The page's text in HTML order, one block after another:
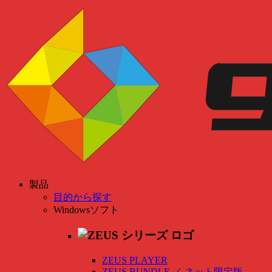
製品
目的から探す
Windowsソフト
ZEUS PLAYER